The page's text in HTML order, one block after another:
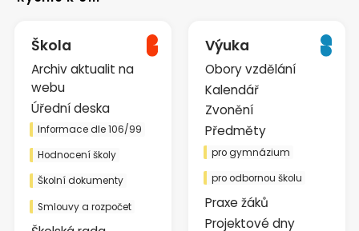
Škola
Archiv aktualit na
webu
Úřední deska
Informace dle 106/99
Hodnocení školy
Školní dokumenty
Smlouvy a rozpočet
Výuka
Obory vzdělání
Kalendář
Zvonění
Předměty
pro gymnázium
pro odbornou školu
Praxe žáků
Projektové dny